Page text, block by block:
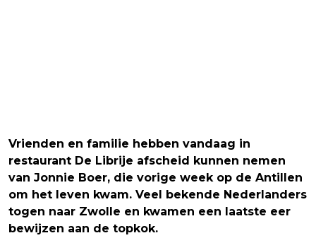
Vrienden en familie hebben vandaag in
restaurant De Librije afscheid kunnen nemen
van Jonnie Boer, die vorige week op de Antillen
om het leven kwam. Veel bekende Nederlanders
togen naar Zwolle en kwamen een laatste eer
bewijzen aan de topkok.